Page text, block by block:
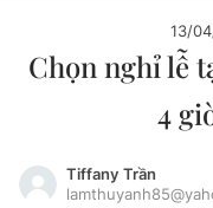
Chuyên mục khác
Thông tin tài
Đổi mật khẩu
Tin đã lưu
13/
Chọn nghỉ lễ
4
Tiffany Trần